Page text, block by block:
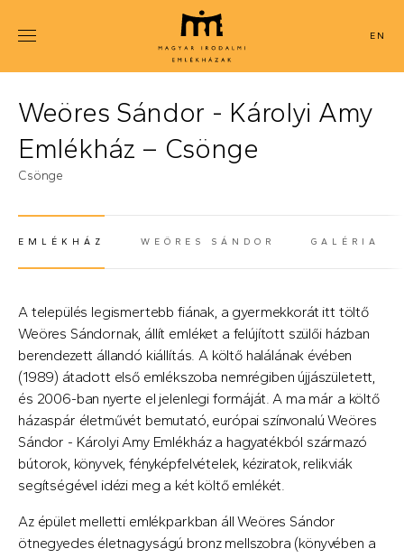
tartalomra
ENGLISH
Weöres Sándor - Károlyi Amy
Emlékház – Csönge
Csönge
EMLÉKHÁZ
WEÖRES SÁNDOR GALÉRIA
A település legismertebb fiának, a gyermekkorát itt töltő
Weöres Sándornak, állít emléket a felújított szülői házban
berendezett állandó kiállítás. A költő halálának évében
(1989) átadott első emlékszoba nemrégiben újjászületett,
és 2006-ban nyerte el jelenlegi formáját. A ma már a költő
házaspár életművét bemutató, európai színvonalú Weöres
Sándor - Károlyi Amy Emlékház a hagyatékból származó
bútorok, könyvek, fényképfelvételek, kéziratok, relikviák
segítségével idézi meg a két költő emlékét.
Az épület melletti emlékparkban áll Weöres Sándor
ötnegyedes életnagyságú bronz mellszobra (könyvében a